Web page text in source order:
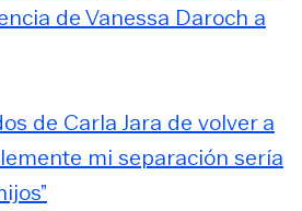
de Vanessa Daroch a
de Carla Jara de volver a
mi separación sería